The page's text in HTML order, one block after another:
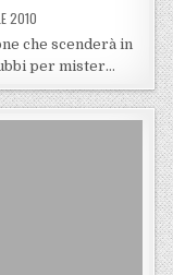
ON2010
che scenderà in
per mister…